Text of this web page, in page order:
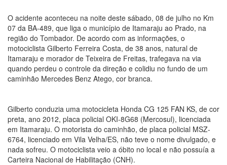
O acidente aconteceu na noite deste sábado, 08 de julho no Km
07 da BA-489, que liga o município de Itamaraju ao Prado, na
região do Tombador. De acordo com as informações, o
motociclista Gilberto Ferreira Costa, de 38 anos, natural de
Itamaraju e morador de Teixeira de Freitas, trafegava na via
quando perdeu o controle da direção e colidiu no fundo de um
caminhão Mercedes Benz Atego, cor branca.
Gilberto conduzia uma motocicleta Honda CG 125 FAN KS, de cor
preta, ano 2012, placa policial OKI-8G68 (Mercosul), licenciada
em Itamaraju. O motorista do caminhão, de placa policial MSZ-
6764, licenciado em Vila Velha/ES, não teve o nome divulgado, e
nada sofreu. O motociclista veio a óbito no local e não possuía a
Carteira Nacional de Habilitação (CNH).